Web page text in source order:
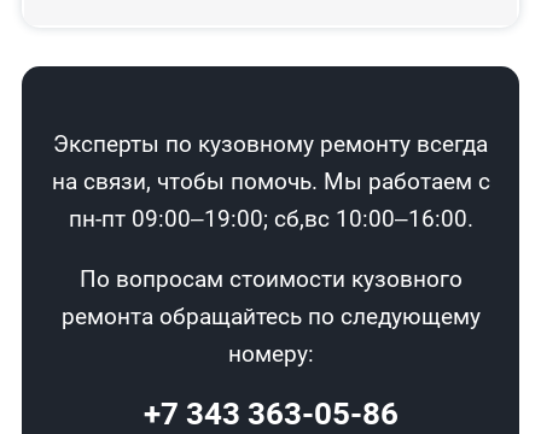
Эксперты по кузовному ремонту всегда
на связи, чтобы помочь. Мы работаем с
пн-пт 09:00–19:00; сб,вс 10:00–16:00.
По вопросам стоимости кузовного
ремонта обращайтесь по следующему
номеру:
+7 343 363-05-86